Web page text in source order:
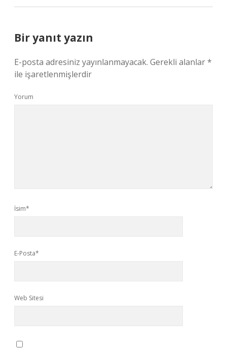
Bir yanıt yazın
E-posta adresiniz yayınlanmayacak. Gerekli alanlar*
ile işaretlenmişlerdir
Yorum
İsim*
E-Posta*
Web Sitesi